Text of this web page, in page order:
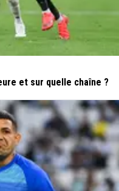
et sur quelle chaîne ?